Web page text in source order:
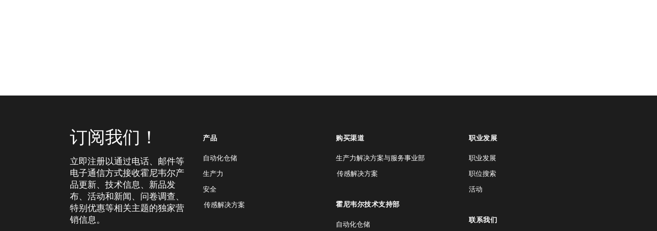
订阅我们！
立即注册以通过电话、邮件等
电子通信方式接收霍尼韦尔产
品更新、技术信息、新品发
布、活动和新闻、问卷调查、
特别优惠等相关主题的独家营
销信息。
产品
自动化仓储
生产力
安全
传感解决方案
购买渠道
生产力解决方案与服务事业部
传感解决方案
霍尼韦尔技术支持部
自动化仓储
职业发展
职业发展
职位搜索
活动
联系我们